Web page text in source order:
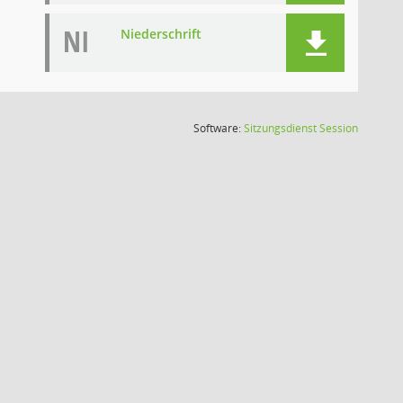
NI Niederschrift
Software:SitzungsdienstSession(Wird in